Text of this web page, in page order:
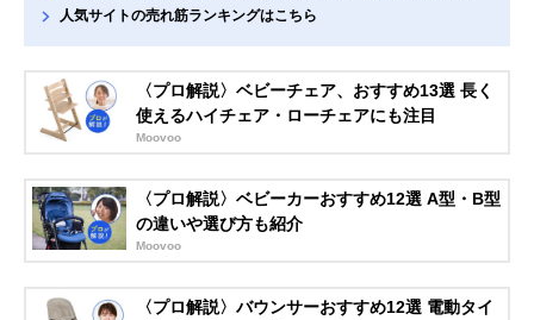
人気サイトの売れ筋ランキングはこちら
〈プロ解説〉ベビーチェア、おすすめ13選 長く
使えるハイチェア・ローチェアにも注目
Moovoo
〈プロ解説〉ベビーカーおすすめ12選 A型・B型
の違いや選び方も紹介
Moovoo
〈プロ解説〉バウンサーおすすめ12選 電動タイ